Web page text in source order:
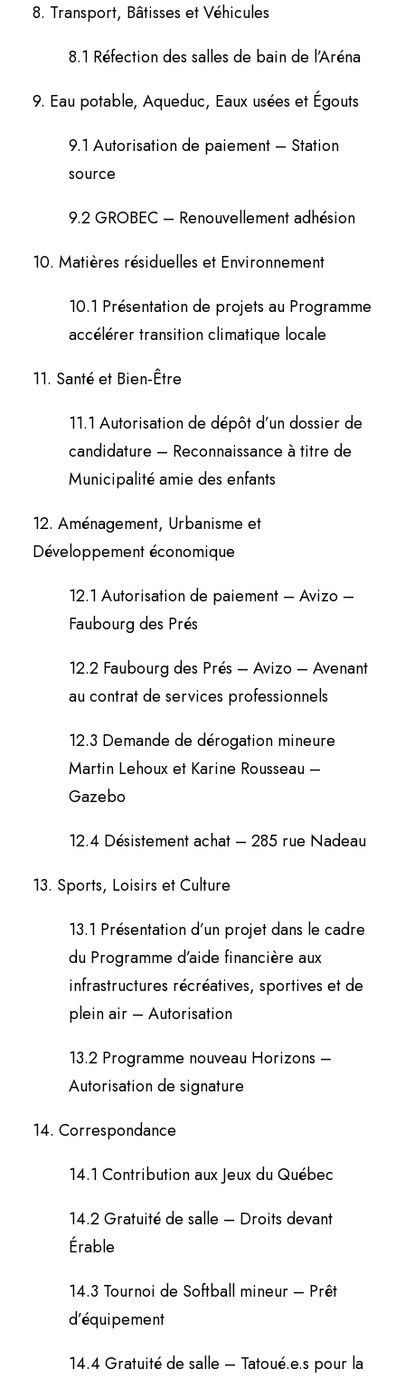
8. Transport, Bâtisses et Véhicules
8.1 Réfection des salles de bain de l’Aréna
9. Eau potable, Aqueduc, Eaux usées et Égouts
9.1 Autorisation de paiement – Station
source
9.2 GROBEC – Renouvellement adhésion
10. Matières résiduelles et Environnement
10.1 Présentation de projets au Programme
accélérer transition climatique locale
11. Santé et Bien-Être
11.1 Autorisation de dépôt d’un dossier de
candidature – Reconnaissance à titre de
Municipalité amie des enfants
12. Aménagement, Urbanisme et
Développement économique
12.1 Autorisation de paiement – Avizo –
Faubourg des Prés
12.2 Faubourg des Prés – Avizo – Avenant
au contrat de services professionnels
12.3 Demande de dérogation mineure
Martin Lehoux et Karine Rousseau –
Gazebo
12.4 Désistement achat – 285 rue Nadeau
13. Sports, Loisirs et Culture
13.1 Présentation d’un projet dans le cadre
du Programme d’aide financière aux
infrastructures récréatives, sportives et de
plein air – Autorisation
13.2 Programme nouveau Horizons –
Autorisation de signature
14. Correspondance
14.1 Contribution aux Jeux du Québec
14.2 Gratuité de salle – Droits devant
Érable
14.3 Tournoi de Softball mineur – Prêt
d’équipement
14.4 Gratuité de salle – Tatoué.e.s pour la